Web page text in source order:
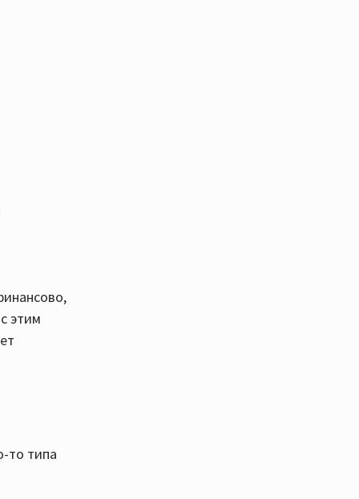
этим
то типа